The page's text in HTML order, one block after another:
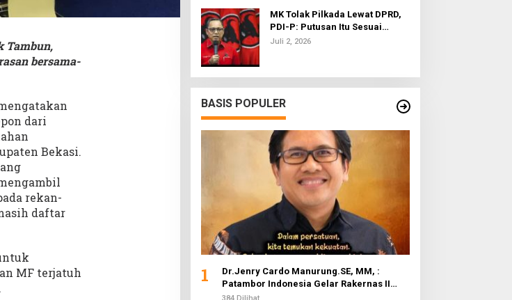
Tambun,
bersama-
dari
Bekasi.
rekan-
daftar
MF terjatuh
MK Tolak Pilkada Lewat DPRD,
PDI-P: Putusan Itu Sesuai
dengan Semangat Reformasi
Juli 2, 2026
BASIS POPULER
1
Dr.Jenry Cardo Manurung.SE, MM, :
Patambor Indonesia Gelar Rakernas II
Evaluasi Program Kerja
384 Dilihat